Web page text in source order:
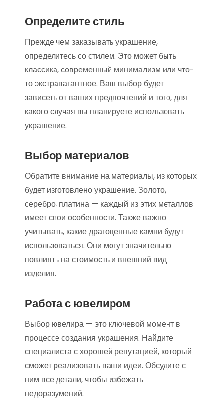
Определите стиль
Прежде чем заказывать украшение,
определитесь со стилем. Это может быть
классика, современный минимализм или что-
то экстравагантное. Ваш выбор будет
зависеть от ваших предпочтений и того, для
какого случая вы планируете использовать
украшение.
Выбор материалов
Обратите внимание на материалы, из которых
будет изготовлено украшение. Золото,
серебро, платина — каждый из этих металлов
имеет свои особенности. Также важно
учитывать, какие драгоценные камни будут
использоваться. Они могут значительно
повлиять на стоимость и внешний вид
изделия.
Работа с ювелиром
Выбор ювелира — это ключевой момент в
процессе создания украшения. Найдите
специалиста с хорошей репутацией, который
сможет реализовать ваши идеи. Обсудите с
ним все детали, чтобы избежать
недоразумений.